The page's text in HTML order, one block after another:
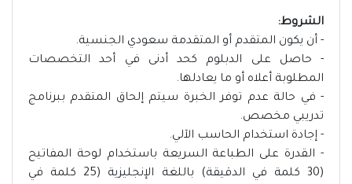
الشروط:
- أن يكون المتقدم أو المتقدمة سعودي الجنسية.
- حاصل على الدبلوم كحد أدنى في أحد التخصصات
المطلوبة أعلاه أو ما يعادلها.
- في حالة عدم توفر الخبرة سيتم إلحاق المتقدم ببرنامج
تدريبي مخصص.
- إجادة استخدام الحاسب الآلي.
- القدرة على الطباعة السريعة باستخدام لوحة المفاتيح
(30 كلمة في الدقيقة) باللغة الإنجليزية (25 كلمة في